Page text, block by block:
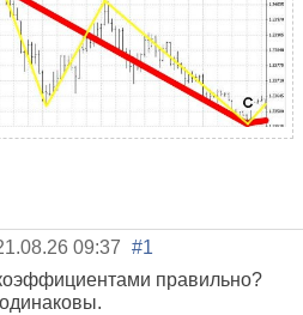
09:37 #1
правильно?